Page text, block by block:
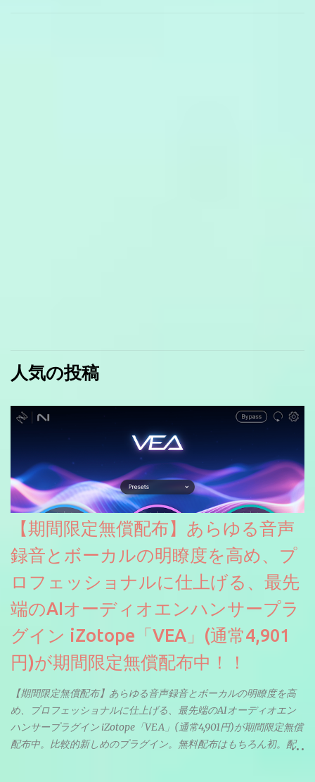
人気の投稿
【期間限定無償配布】あらゆる音声
録音とボーカルの明瞭度を高め、プ
ロフェッショナルに仕上げる、最先
端のAIオーディオエンハンサープラ
グイン iZotope「VEA」(通常4,901
円)が期間限定無償配布中！！
【期間限定無償配布】あらゆる音声録音とボーカルの明瞭度を高
め、プロフェッショナルに仕上げる、最先端のAIオーディオエン
ハンサープラグイン iZotope「VEA」(通常4,901円)が期間限定無償
配布中。比較的新しめのプラグイン。無料配布はもちろん初。配